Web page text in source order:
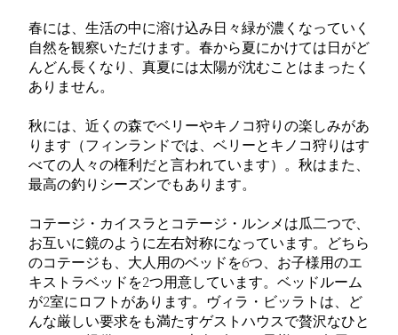
春には、生活の中に溶け込み日々緑が濃くなっていく
自然を観察いただけます。春から夏にかけては日がど
んどん長くなり、真夏には太陽が沈むことはまったく
ありません。
秋には、近くの森でベリーやキノコ狩りの楽しみがあ
ります（フィンランドでは、ベリーとキノコ狩りはす
べての人々の権利だと言われています）。秋はまた、
最高の釣りシーズンでもあります。
コテージ・カイスラとコテージ・ルンメは瓜二つで、
お互いに鏡のように左右対称になっています。どちら
のコテージも、大人用のベッドを6つ、お子様用のエ
キストラベッドを2つ用意しています。ベッドルーム
が2室にロフトがあります。ヴィラ・ビッラトは、ど
んな厳しい要求をも満たすゲストハウスで贅沢なひと